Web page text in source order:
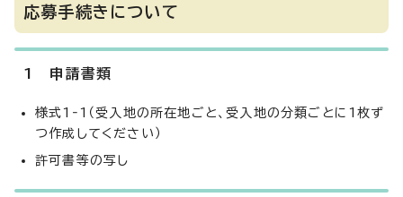
応募手続きについて
1 申請書類
様式1‐1（受入地の所在地ごと、受入地の分類ごとに1枚ず
つ作成してください）
許可書等の写し